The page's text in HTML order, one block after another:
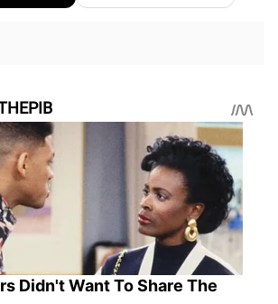
Didn't Want To Share The